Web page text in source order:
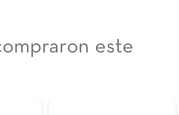
este